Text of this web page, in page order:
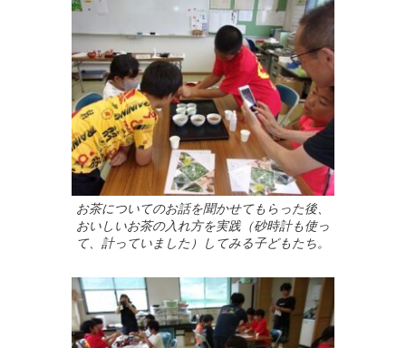
お茶についてのお話を聞かせてもらった後、
おいしいお茶の入れ方を実践（砂時計も使っ
て、計っていました）してみる子どもたち。